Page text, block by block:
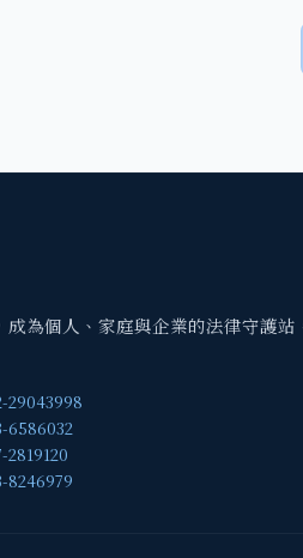
為個人、家庭與企業的法律守護站
29043998
6586032
2819120
8246979